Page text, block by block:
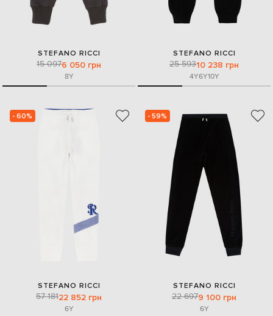
STEFANO RICCI
15 0976 050 грн
8Y
STEFANO RICCI
25 59310 238 грн
4Y6Y10Y
- 60%
STEFANO RICCI
57 18122 852 грн
6Y
- 59%
STEFANO RICCI
22 6979 100 грн
6Y